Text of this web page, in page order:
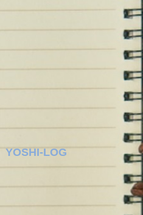
YOSHI-LOG